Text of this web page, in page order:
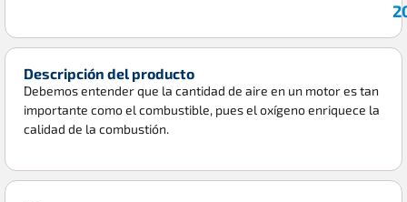
Descripción del producto
Debemos entender que la cantidad de aire en un motor es tan
importante como el combustible, pues el oxígeno enriquece la
calidad de la combustión.